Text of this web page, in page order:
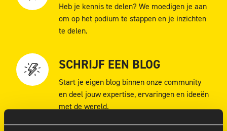
Heb je kennis te delen? We moedigen je aan
om op het podium te stappen en je inzichten
te delen.
SCHRIJF EEN BLOG
Start je eigen blog binnen onze community
en deel jouw expertise, ervaringen en ideeën
met de wereld.